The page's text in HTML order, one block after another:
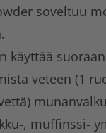
soveltuu
käyttää
veteen (1
, muffinssi-